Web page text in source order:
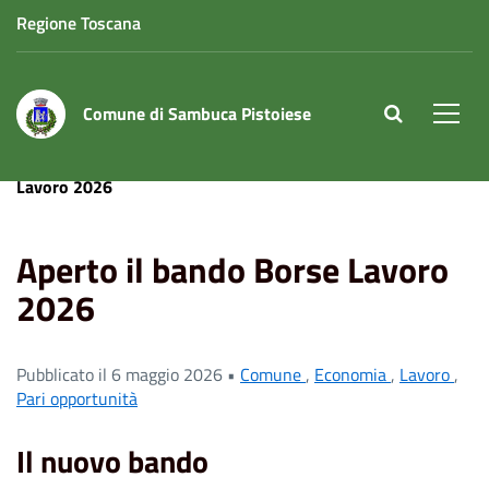
Regione Toscana
Comune di Sambuca Pistoiese site.searc
Lavoro 2026
Aperto il bando Borse Lavoro
2026
Pubblicato il 6 maggio 2026 • Comune, Economia, Lavoro,
Pari opportunità
Il nuovo bando